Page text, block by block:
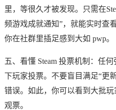
里，等很久才被发现。只需在
频游戏成就通知”，就能实时查
你在社群里插足感到大如 pwp。
五、看懂 Steam 投票机制：任
下玩家投票。不要盲目满足“更
错误。如此，你可以看到大批
观票。